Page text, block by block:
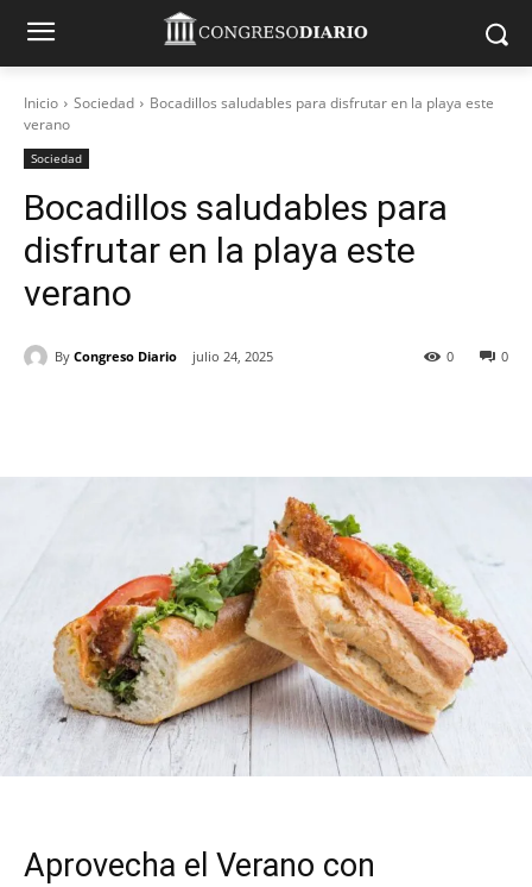
Inicio Sociedad
Bocadillos saludables para disfrutar en la playa este
verano
Sociedad
Bocadillos saludables para
disfrutar en la playa este
verano
By Congreso Diario julio 24, 2025 0
0
Aprovecha el Verano con